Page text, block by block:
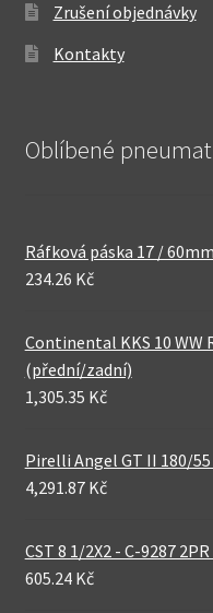
Zrušení objednávky
Kontakty
Oblíbené
Ráfková páska 17 / 60mm
234.26 Kč
Continental KKS 10 WW
(přední/zadní)
1,305.35 Kč
Pirelli Angel GT II 180/
4,291.87 Kč
CST 8 1/2X2 - C-9287
605.24 Kč